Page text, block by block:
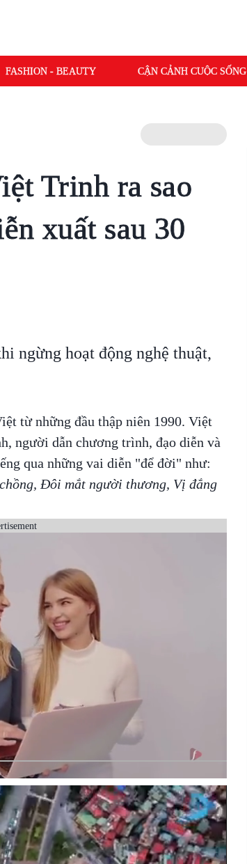
FASHION - BEAUTY CẬN CẢNH CUỘC SỐNG
Trinh ra sao
xuất sau 30
ngừng hoạt động nghệ thuật,
từ những đầu thập niên 1990. Việt
người dẫn chương trình, đạo diễn và
qua những vai diễn "để đời" như:
Đôi mắt người thương, Vị đắng